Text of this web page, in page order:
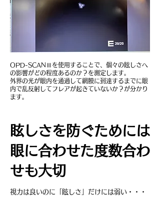
OPD-SCANⅢを使用することで、個々の眩しさへ
の影響がどの程度あるのか？を測定します。
外界の光が眼内を通過して網膜に到達するまでに眼
内で乱反射してフレアが起きていないか？が分かり
ます。
眩しさを防ぐためには
眼に合わせた度数合わ
せも大切
視力は良いのに「眩しさ」だけには弱い・・・